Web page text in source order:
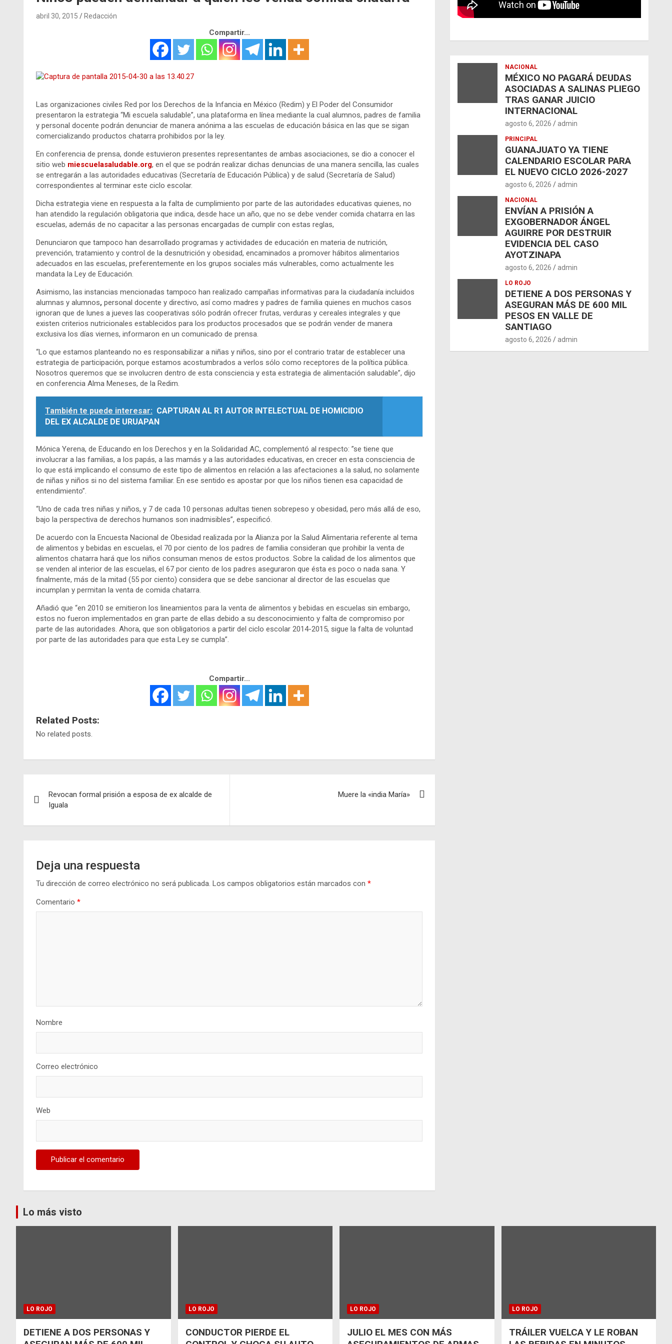
abril 30, 2015 Redacción
Compartir...
Las organizaciones civiles Red por los Derechos de la Infancia en México (Redim) y El Poder del Consumidor
presentaron la estrategia “Mi escuela saludable”, una plataforma en línea mediante la cual alumnos, padres de familia
y personal docente podrán denunciar de manera anónima a las escuelas de educación básica en las que se sigan
comercializando productos chatarra prohibidos por la ley.
En conferencia de prensa, donde estuvieron presentes representantes de ambas asociaciones, se dio a conocer el
sitio web miescuelasaludable.org, en el que se podrán realizar dichas denuncias de una manera sencilla, las cuales
se entregarán a las autoridades educativas (Secretaría de Educación Pública) y de salud (Secretaría de Salud)
correspondientes al terminar este ciclo escolar.
Dicha estrategia viene en respuesta a la falta de cumplimiento por parte de las autoridades educativas quienes, no
han atendido la regulación obligatoria que indica, desde hace un año, que no se debe vender comida chatarra en las
escuelas, además de no capacitar a las personas encargadas de cumplir con estas reglas,
Denunciaron que tampoco han desarrollado programas y actividades de educación en materia de nutrición,
prevención, tratamiento y control de la desnutrición y obesidad, encaminados a promover hábitos alimentarios
adecuados en las escuelas, preferentemente en los grupos sociales más vulnerables, como actualmente les
mandata la Ley de Educación.
Asimismo, las instancias mencionadas tampoco han realizado campañas informativas para la ciudadanía incluidos
alumnas y alumnos, personal docente y directivo, así como madres y padres de familia quienes en muchos casos
ignoran que de lunes a jueves las cooperativas sólo podrán ofrecer frutas, verduras y cereales integrales y que
existen criterios nutricionales establecidos para los productos procesados que se podrán vender de manera
exclusiva los días viernes, informaron en un comunicado de prensa.
“Lo que estamos planteando no es responsabilizar a niñas y niños, sino por el contrario tratar de establecer una
estrategia de participación, porque estamos acostumbrados a verlos sólo como receptores de la política pública.
Nosotros queremos que se involucren dentro de esta consciencia y esta estrategia de alimentación saludable”, dijo
en conferencia Alma Meneses, de la Redim.
También te puede interesar: CAPTURAN AL R1 AUTOR INTELECTUAL DE HOMICIDIO
DEL EX ALCALDE DE URUAPAN
Mónica Yerena, de Educando en los Derechos y en la Solidaridad AC, complementó al respecto: ”se tiene que
involucrar a las familias, a los papás, a las mamás y a las autoridades educativas, en crecer en esta consciencia de
lo que está implicando el consumo de este tipo de alimentos en relación a las afectaciones a la salud, no solamente
de niñas y niños si no del sistema familiar. En ese sentido es apostar por que los niños tienen esa capacidad de
entendimiento”.
“Uno de cada tres niñas y niños, y 7 de cada 10 personas adultas tienen sobrepeso y obesidad, pero más allá de eso,
bajo la perspectiva de derechos humanos son inadmisibles”, especificó.
De acuerdo con la Encuesta Nacional de Obesidad realizada por la Alianza por la Salud Alimentaria referente al tema
de alimentos y bebidas en escuelas, el 70 por ciento de los padres de familia consideran que prohibir la venta de
alimentos chatarra hará que los niños consuman menos de estos productos. Sobre la calidad de los alimentos que
se venden al interior de las escuelas, el 67 por ciento de los padres aseguraron que ésta es poco o nada sana. Y
finalmente, más de la mitad (55 por ciento) considera que se debe sancionar al director de las escuelas que
incumplan y permitan la venta de comida chatarra.
Añadió que “en 2010 se emitieron los lineamientos para la venta de alimentos y bebidas en escuelas sin embargo,
estos no fueron implementados en gran parte de ellas debido a su desconocimiento y falta de compromiso por
parte de las autoridades. Ahora, que son obligatorios a partir del ciclo escolar 2014-2015, sigue la falta de voluntad
por parte de las autoridades para que esta Ley se cumpla”.
Compartir...
Related Posts:
No related posts.
de
entradas
Revocan formal prisión a esposa de ex alcalde de
Iguala
Muere la «india María»
Deja una respuesta
Tu dirección de correo electrónico no será publicada. Los campos obligatorios están marcados con *
Comentario *
Nombre
Correo electrónico
Web
NACIONAL
MÉXICO NO PAGARÁ DEUDAS
ASOCIADAS A SALINAS PLIEGO
TRAS GANAR JUICIO
INTERNACIONAL
agosto 6, 2026 admin
PRINCIPAL
GUANAJUATO YA TIENE
CALENDARIO ESCOLAR PARA
EL NUEVO CICLO 2026-2027
agosto 6, 2026 admin
NACIONAL
ENVÍAN A PRISIÓN A
EXGOBERNADOR ÁNGEL
AGUIRRE POR DESTRUIR
EVIDENCIA DEL CASO
AYOTZINAPA
agosto 6, 2026 admin
LO ROJO
DETIENE A DOS PERSONAS Y
ASEGURAN MÁS DE 600 MIL
PESOS EN VALLE DE
SANTIAGO
agosto 6, 2026 admin
Lo más visto
LO ROJO
DETIENE A DOS PERSONAS Y
LO ROJO
CONDUCTOR PIERDE EL
LO ROJO
JULIO EL MES CON MÁS
LO ROJO
TRÁILER VUELCA Y LE ROBAN